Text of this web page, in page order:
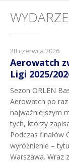
28 czerwca 2026
Aerowatch
Ligi 2025/
Sezon ORLEN
Aerowatch po
najważniejszym
tych, którzy
Podczas finałów
wyróżnienie –
Warszawa. Wraz